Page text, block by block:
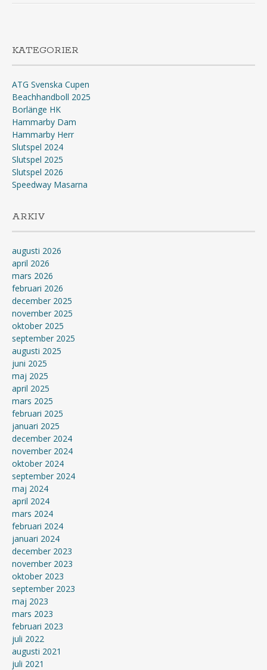
KATEGORIER
ATG Svenska Cupen
Beachhandboll 2025
Borlänge HK
Hammarby Dam
Hammarby Herr
Slutspel 2024
Slutspel 2025
Slutspel 2026
Speedway Masarna
ARKIV
augusti 2026
april 2026
mars 2026
februari 2026
december 2025
november 2025
oktober 2025
september 2025
augusti 2025
juni 2025
maj 2025
april 2025
mars 2025
februari 2025
januari 2025
december 2024
november 2024
oktober 2024
september 2024
maj 2024
april 2024
mars 2024
februari 2024
januari 2024
december 2023
november 2023
oktober 2023
september 2023
maj 2023
mars 2023
februari 2023
juli 2022
augusti 2021
juli 2021